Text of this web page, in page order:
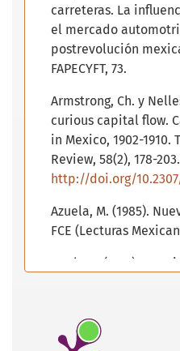
carreteras. La
el mercado
postrevolución
FAPECYFT, 73.
Armstrong, Ch. y
curious capital flow.
in Mexico, 1902-1910.
Review, 58(2), 178-
http://doi.org/
Azuela, M. (1985).
FCE (Lecturas
Beals, C. (1937).
Bess, M. K. (2017).
Building roads and